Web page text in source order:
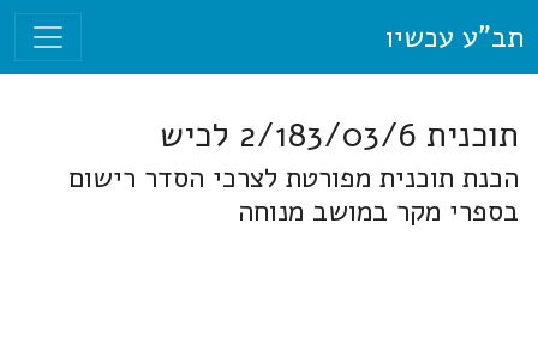
תב"ע עכשיו
תוכנית 2/183/03/6 לכיש
הכנת תוכנית מפורטת לצרכי הסדר רישום
בספרי מקר במושב מנוחה